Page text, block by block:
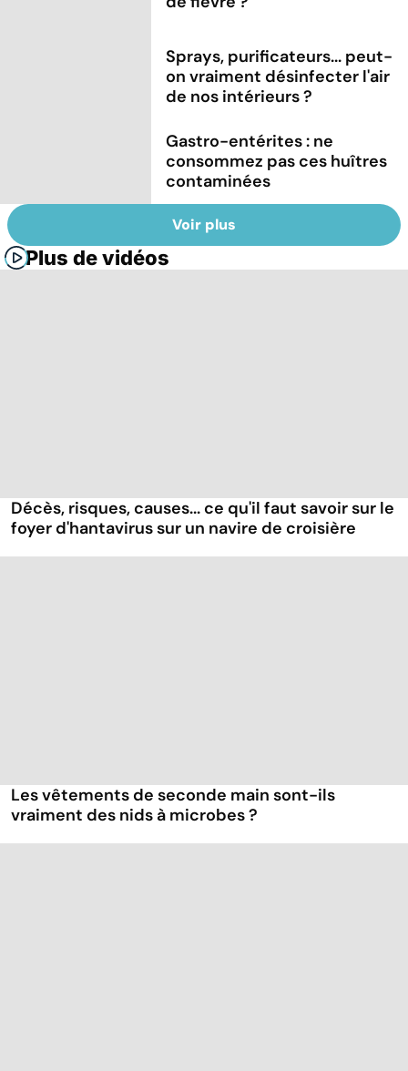
Sprays, purificateurs... peut-
on vraiment désinfecter l'air
de nos intérieurs ?
Gastro-entérites : ne
consommez pas ces huîtres
contaminées
Voir plus
Plus de vidéos
Décès, risques, causes... ce qu'il faut savoir sur le
foyer d'hantavirus sur un navire de croisière
Les vêtements de seconde main sont-ils
vraiment des nids à microbes ?